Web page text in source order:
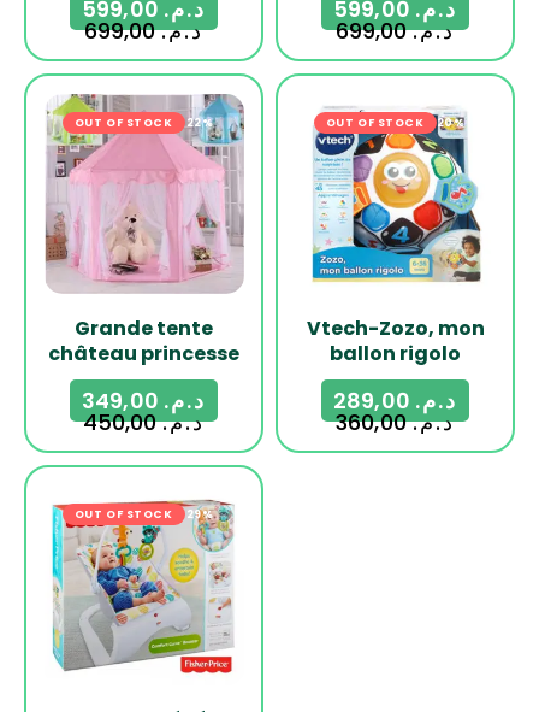
د.م.699,00
د.م.
د.م.699,00
د.م.
OUT OF STOCK -22%
Grande tente
château princesse
د.م.450,00
د.م.
OUT OF STOCK -20%
Vtech-Zozo, mon
ballon rigolo
د.م.360,00
د.م.
OUT OF STOCK -29%